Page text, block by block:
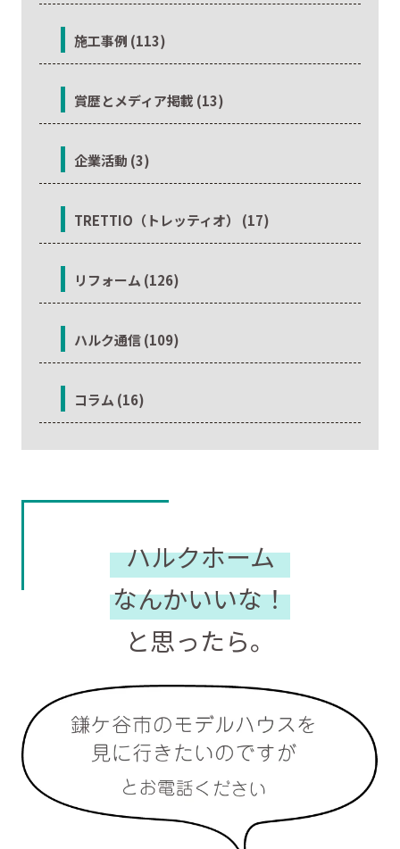
施工事例 (113)
賞歴とメディア掲載 (13)
企業活動 (3)
TRETTIO（トレッティオ） (17)
リフォーム (126)
ハルク通信 (109)
コラム (16)
ハルクホーム
なんかいいな！
と思ったら。